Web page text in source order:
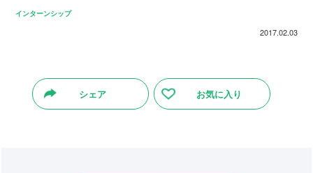
インターンシップ
2017.02.03
シェア お気に入り